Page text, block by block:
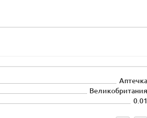
Аптечка
Великобритания
0.01